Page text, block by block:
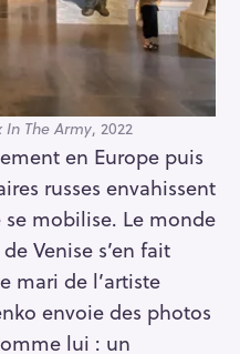
In The Army, 2022
en Europe puis
russes envahissent
se mobilise. Le monde
Venise s’en fait
mari de l’artiste
envoie des photos
lui : un